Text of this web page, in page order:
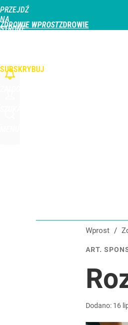
PRZEJDŹ
NA
STRONĘ
ZDROWIE WPROST
SUBSKRYBUJ
Wprost /
ART.
Dodano: 16